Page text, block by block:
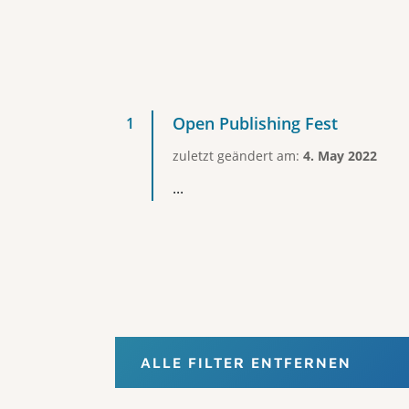
Open Publishing Fest
zuletzt geändert am: 4. May 2022
...
ALLE FILTER ENTFERNEN